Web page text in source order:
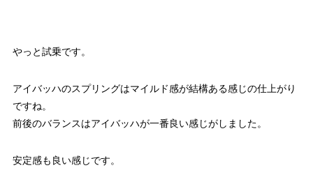
やっと試乗です。
アイバッハのスプリングはマイルド感が結構ある感じの仕上がり
ですね。
前後のバランスはアイバッハが一番良い感じがしました。
安定感も良い感じです。